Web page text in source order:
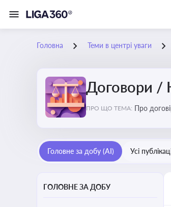
Головна Теми в центрі уваги
Договори /
ПРО ЩО ТЕМА: Про
Головне за добу (AI) Усі
ГОЛОВНЕ ЗА ДОБУ